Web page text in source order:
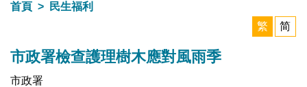
首頁
民生福利
繁
简
市政署檢查護理樹木應對風雨季
市政署